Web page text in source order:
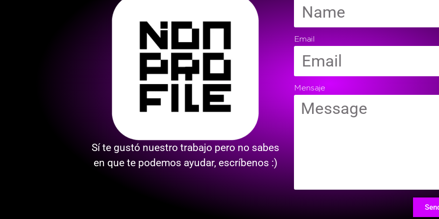
Sí te gustó nuestro trabajo pero no sabes
en que te podemos ayudar, escríbenos :)
Email
Mensaje